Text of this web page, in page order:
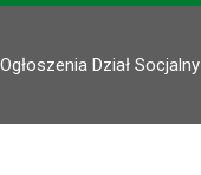
Ogłoszenia Dział Socjalny